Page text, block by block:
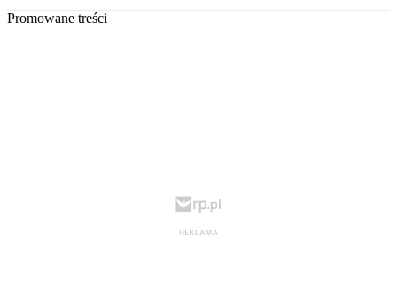
Promowane treści